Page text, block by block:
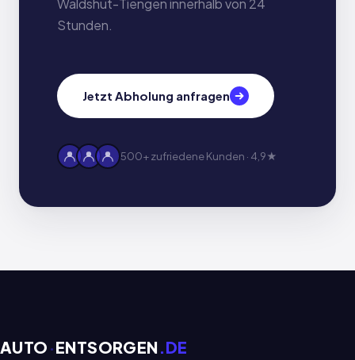
Waldshut-Tiengen innerhalb von 24
Stunden.
Jetzt Abholung anfragen
500+ zufriedene Kunden · 4,9★
AUTO ·ENTSORGEN .DE